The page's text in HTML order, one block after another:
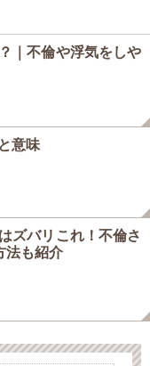
｜不倫や浮気をしや
意味
ズバリこれ！不倫さ
法も紹介